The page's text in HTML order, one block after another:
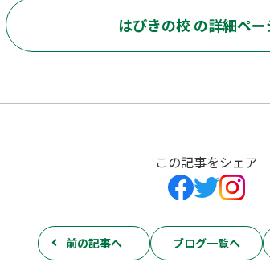
はびきの校 の詳細ペ
この記事をシェア
前の記事へ ブログ一覧へ